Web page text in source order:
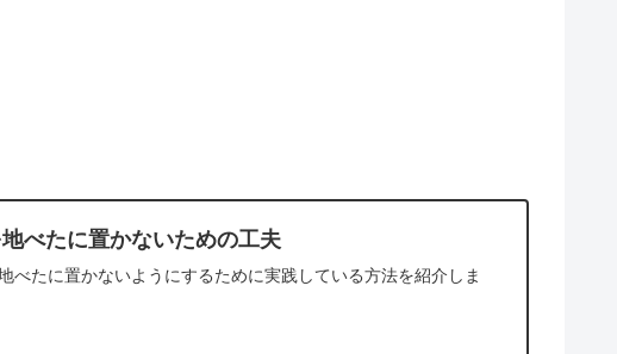
べたに置かないための工夫
たに置かないようにするために実践している方法を紹介しま